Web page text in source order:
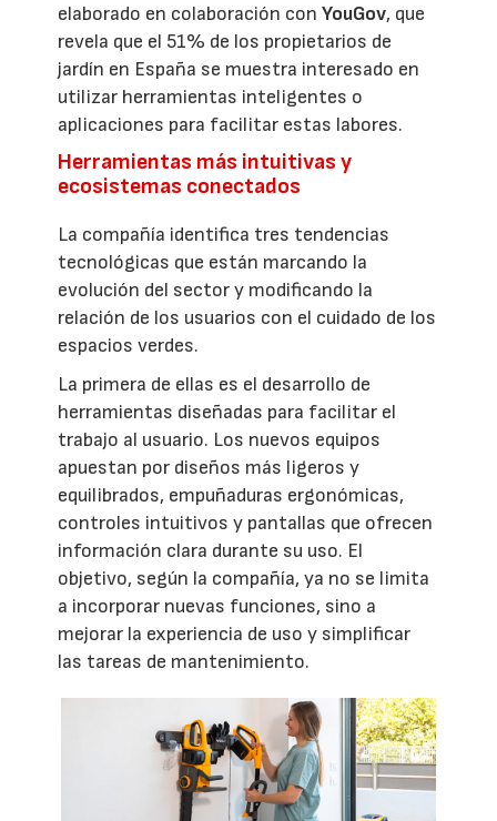
elaborado en colaboración conYouGov, que
revela que el 51% de los propietarios de
jardín en España se muestra interesado en
utilizar herramientas inteligentes o
aplicaciones para facilitar estas labores.
Herramientas más intuitivas y
ecosistemas conectados
La compañía identifica tres tendencias
tecnológicas que están marcando la
evolución del sector y modificando la
relación de los usuarios con el cuidado de los
espacios verdes.
La primera de ellas es el desarrollo de
herramientas diseñadas para facilitar el
trabajo al usuario. Los nuevos equipos
apuestan por diseños más ligeros y
equilibrados, empuñaduras ergonómicas,
controles intuitivos y pantallas que ofrecen
información clara durante su uso. El
objetivo, según la compañía, ya no se limita
a incorporar nuevas funciones, sino a
mejorar la experiencia de uso y simplificar
las tareas de mantenimiento.